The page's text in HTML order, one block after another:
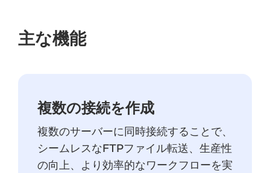
主な機能
複数の接続を作成
複数のサーバーに同時接続することで、
シームレスなFTPファイル転送、生産性
の向上、より効率的なワークフローを実